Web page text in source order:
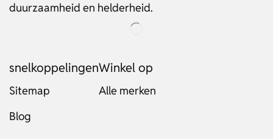
duurzaamheid en helderheid.
snelkoppelingen
Sitemap
Blog
Winkel op
Alle merken